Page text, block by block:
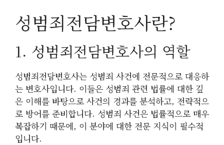
성범죄전담변호사란?
1. 성범죄전담변호사의 역할
성범죄전담변호사는 성범죄 사건에 전문적으로 대응하
는 변호사입니다. 이들은 성범죄 관련 법률에 대한 깊
은 이해를 바탕으로 사건의 경과를 분석하고, 전략적으
로 방어를 준비합니다. 성범죄 사건은 법률적으로 매우
복잡하기 때문에, 이 분야에 대한 전문 지식이 필수적
입니다.